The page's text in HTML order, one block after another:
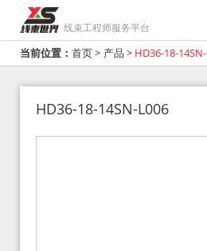
线束工程师服务平台
当前位置： 首页> 产品 > HD36-18-14SN-
HD36-18-14SN-L006